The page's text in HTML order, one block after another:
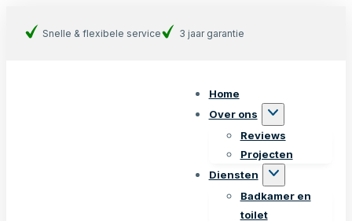
Snelle & flexibele service 3 jaar garantie
Home
Over ons
Reviews
Projecten
Diensten
Badkamer en
toilet